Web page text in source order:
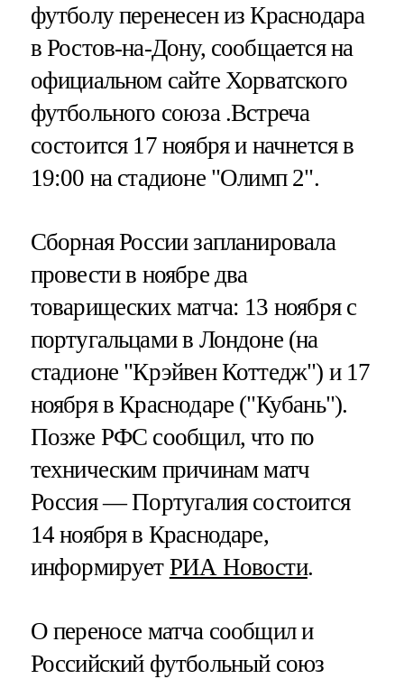
футболу перенесен из Краснодара
в Ростов-на-Дону, сообщается на
официальном сайте Хорватского
футбольного союза .Встреча
состоится 17 ноября и начнется в
19:00 на стадионе "Олимп 2".
Сборная России запланировала
провести в ноябре два
товарищеских матча: 13 ноября с
португальцами в Лондоне (на
стадионе "Крэйвен Коттедж") и 17
ноября в Краснодаре ("Кубань").
Позже РФС сообщил, что по
техническим причинам матч
Россия — Португалия состоится
14 ноября в Краснодаре,
информирует РИА Новости.
О переносе матча сообщил и
Российский футбольный союз